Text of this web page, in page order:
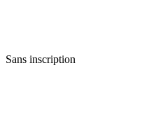
Sans inscription